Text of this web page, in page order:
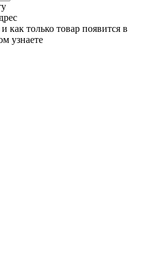
как только товар появится в
узнаете